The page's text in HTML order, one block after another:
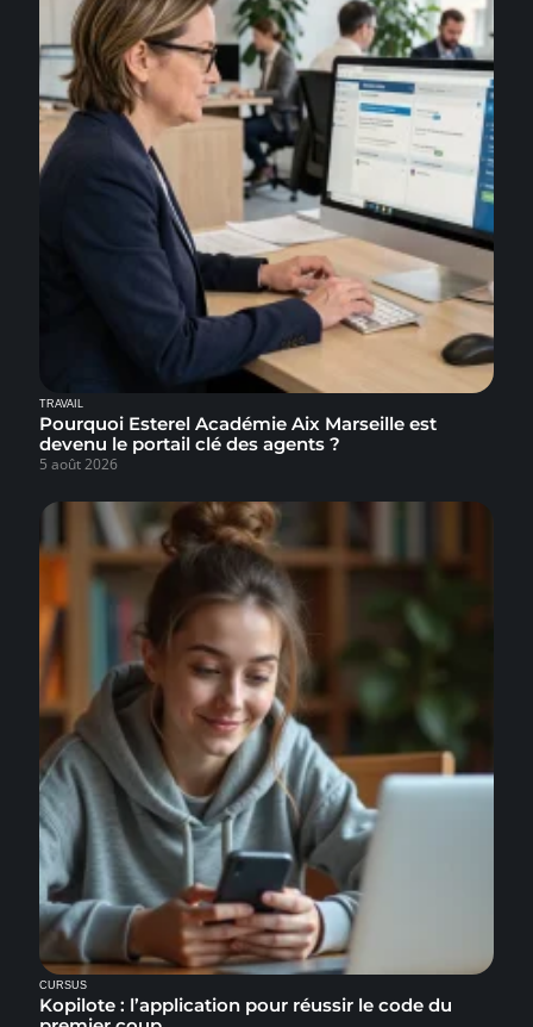
TRAVAIL
Pourquoi Esterel Académie Aix Marseille est
devenu le portail clé des agents ?
5 août 2026
CURSUS
Kopilote : l’application pour réussir le code du